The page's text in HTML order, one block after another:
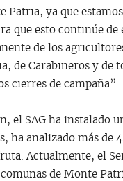
Patria, ya que
que esto continúe
de los
de Carabineros y de
cierres de campaña”.
el SAG ha instalado
ha analizado más de
Actualmente, el
de Monte